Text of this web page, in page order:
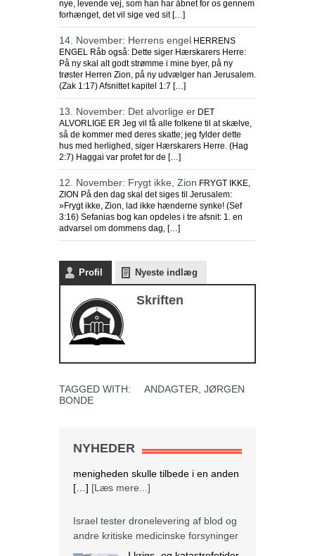
nye, levende vej, som han har åbnet for os gennem
forhænget, det vil sige ved sit […]
14. November: Herrens engel HERRENS
ENGEL Råb også: Dette siger Hærskarers Herre:
På ny skal alt godt strømme i mine byer, på ny
trøster Herren Zion, på ny udvælger han Jerusalem.
(Zak 1:17) Afsnittet kapitel 1:7 […]
13. November: Det alvorlige er DET
ALVORLIGE ER Jeg vil få alle folkene til at skælve,
så de kommer med deres skatte; jeg fylder dette
hus med herlighed, siger Hærskarers Herre. (Hag
2:7) Haggai var profet for de […]
12. November: Frygt ikke, Zion FRYGT IKKE,
ZION På den dag skal det siges til Jerusalem:
»Frygt ikke, Zion, lad ikke hænderne synke! (Sef
3:16) Sefanias bog kan opdeles i tre afsnit: 1. en
advarsel om dommens dag, […]
Profil Nyeste indlæg
Skriften
TAGGED WITH: ANDAGTER JØRGEN
BONDE
NYHEDER
Israel tester dronelevering af blod og
andre kritiske medicinske forsyninger
kan droner være den
hurtigste og mest
effektive måde at